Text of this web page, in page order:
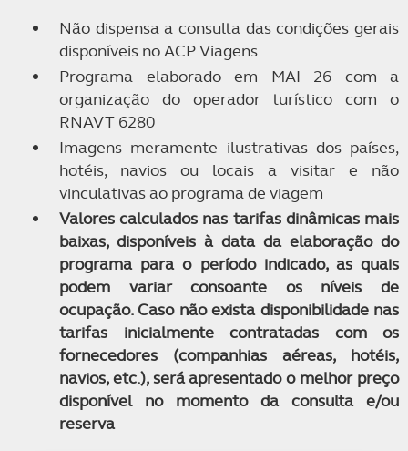
Não dispensa a consulta das condições gerais
disponíveis no ACP Viagens
Programa elaborado em MAI 26 com a
organização do operador turístico com o
RNAVT 6280
Imagens meramente ilustrativas dos países,
hotéis, navios ou locais a visitar e não
vinculativas ao programa de viagem
Valores calculados nas tarifas dinâmicas mais
baixas, disponíveis à data da elaboração do
programa para o período indicado, as quais
podem variar consoante os níveis de
ocupação. Caso não exista disponibilidade nas
tarifas inicialmente contratadas com os
fornecedores (companhias aéreas, hotéis,
navios, etc.), será apresentado o melhor preço
disponível no momento da consulta e/ou
reserva